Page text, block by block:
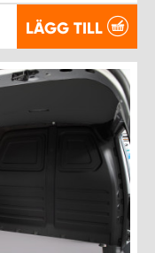
LÄGG TILL